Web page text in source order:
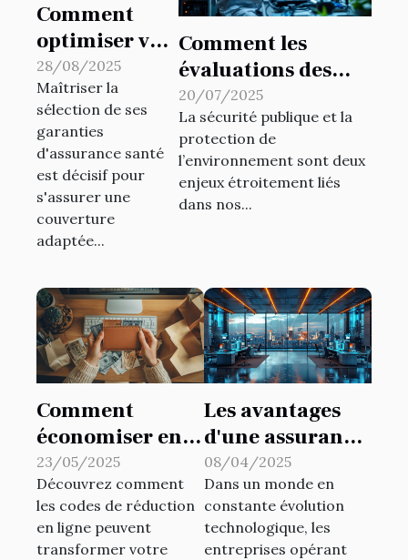
Comment
optimiser vos
garanties
d'assurance
santé en
fonction de
vos besoins ?
28/08/2025
Maîtriser la
sélection de ses
garanties
d'assurance santé
est décisif pour
s'assurer une
couverture
adaptée...
Comment les
évaluations des
risques
environnementaux
contribuent-elles à
la sécurité
publique ?
20/07/2025
La sécurité publique et la
protection de
l’environnement sont deux
enjeux étroitement liés
dans nos...
Comment
économiser en
utilisant des
codes de
réduction en
ligne
23/05/2025
Découvrez comment
les codes de réduction
en ligne peuvent
transformer votre
Les avantages
d'une assurance
complète pour
les entreprises
technologiques
08/04/2025
Dans un monde en
constante évolution
technologique, les
entreprises opérant